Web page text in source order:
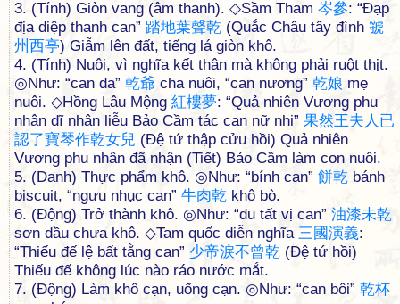
3. (Tính) Giòn vang (âm thanh). ◇Sầm Tham 岑參: “Đạp
địa diệp thanh can” 踏地葉聲乾 (Quắc Châu tây đình 虢
州 西亭) Giẫm lên đất, tiếng lá giòn khô.
4. (Tính) Nuôi, vì nghĩa kết thân mà không phải ruột thịt.
◎Như: “can da” 乾爺 cha nuôi, “can nương” 乾娘 mẹ
nuôi. ◇Hồng Lâu Mộng 紅樓夢: “Quả nhiên Vương phu
nhân dĩ nhận liễu Bảo Cầm tác can nữ nhi” 果然王夫 人 已
認了寶琴作乾女兒 (Đệ tứ thập cửu hồi) Quả nhiên
Vương phu nhân đã nhận (Tiết) Bảo Cầm làm con nuôi.
5. (Danh) Thực phẩm khô. ◎Như: “bính can” 餅乾 bánh
biscuit, “ngưu nhục can” 牛肉乾 khô bò.
6. (Động) Trở thành khô. ◎Như: “du tất vị can” 油漆未乾
sơn dầu chưa khô. ◇Tam quốc diễn nghĩa 三國演義:
“Thiếu đế lệ bất tằng can” 少帝淚不曾乾 (Đệ tứ hồi)
Thiếu đế không lúc nào ráo nước mắt.
7. (Động) Làm khô cạn, uống cạn. ◎Như: “can bôi” 乾杯